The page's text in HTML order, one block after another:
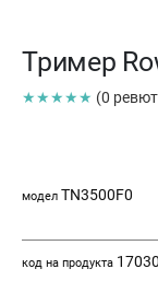
Тример
★★★★★ (0
модел TN3500F0
код на продукта 17030